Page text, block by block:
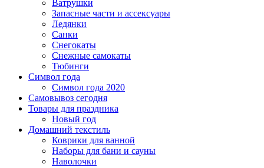
Ватрушки
Запасные части и ассексуары
Ледянки
Санки
Снегокаты
Снежные самокаты
Тюбинги
Символ года
Символ года 2020
Самовывоз сегодня
Товары для праздника
Новый год
Домашний текстиль
Коврики для ванной
Наборы для бани и сауны
Наволочки